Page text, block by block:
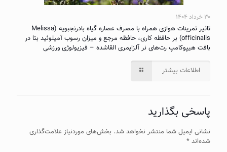
۳۰ خرداد ۱۴۰۴
تاثیر تمرینات هوازی همراه با مصرف عصاره گیاه بادرنجبویه (Melissa
officinalis) بر حافظه کاری، حافظه مرجع و میزان رسوب آمیلوئید بتا در
بافت هیپوکامپ رت‌های نر آلزایمری القاشده – فیزیولوژی ورزشی
اطلاعات بیشتر
پاسخی بگذارید
نشانی ایمیل شما منتشر نخواهد شد. بخش‌های موردنیاز علامت‌گذاری
شده‌اند *